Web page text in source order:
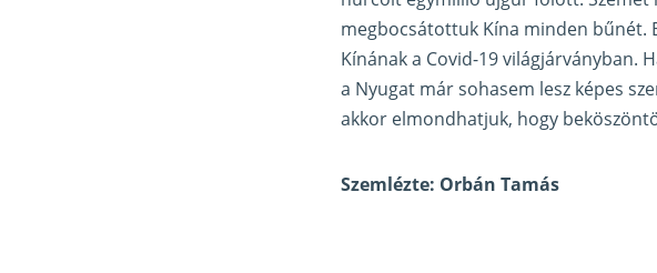
megbocsátottuk Kína minden bűnét.
Kínának a Covid-19 világjárványban.
a Nyugat már sohasem lesz képes
akkor elmondhatjuk, hogy
Szemlézte: Orbán Tamás